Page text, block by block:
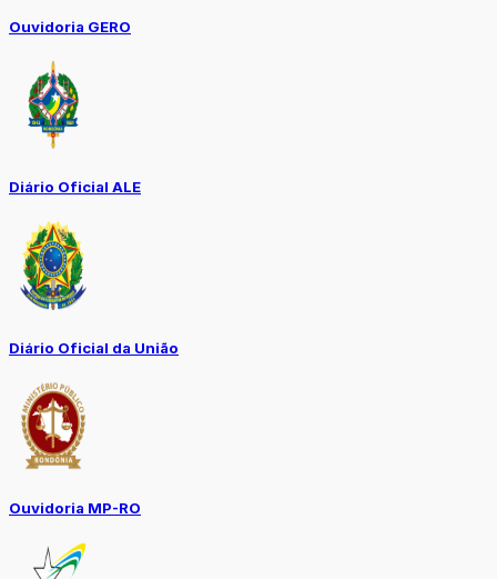
Ouvidoria GERO
Diário Oficial ALE
Diário Oficial da União
Ouvidoria MP-RO